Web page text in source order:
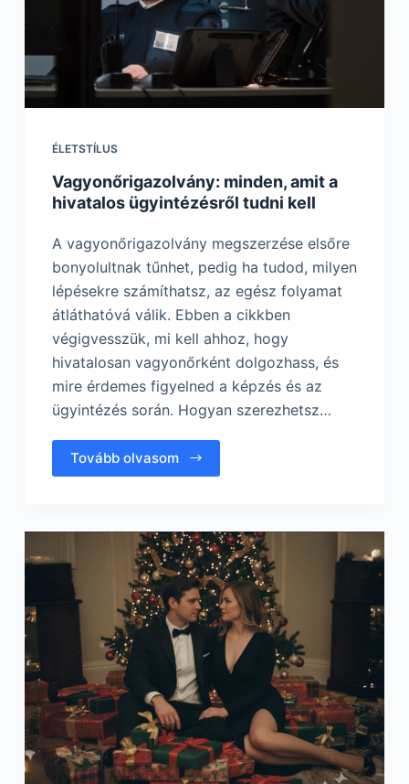
ÉLETSTÍLUS
Vagyonőrigazolvány: minden, amit a
hivatalos ügyintézésről tudni kell
A vagyonőrigazolvány megszerzése elsőre
bonyolultnak tűnhet, pedig ha tudod, milyen
lépésekre számíthatsz, az egész folyamat
átláthatóvá válik. Ebben a cikkben
végigvesszük, mi kell ahhoz, hogy
hivatalosan vagyonőrként dolgozhass, és
mire érdemes figyelned a képzés és az
ügyintézés során. Hogyan szerezhetsz…
Tovább olvasom